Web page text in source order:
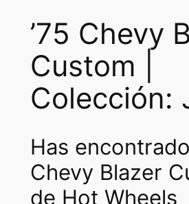
’75 Chevy
Custom |
Colección:
Has
Chevy Blazer
de Hot Wheels